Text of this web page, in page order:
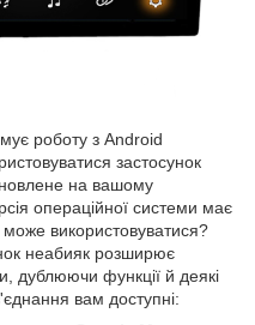
роботу з Android
застосунок
на вашому
операційної системи має
використовуватися?
неабияк розширює
дублюючи функції й деякі
вам доступні: